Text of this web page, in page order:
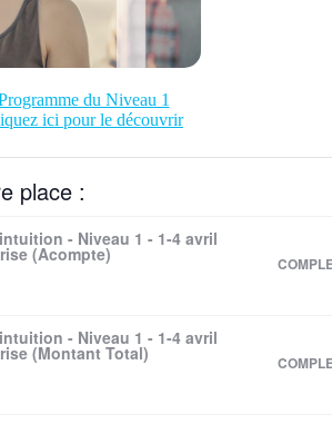
du Niveau 1
ici pour le découvrir
place :
- Niveau 1 - 1-4 avril
(Acompte)
- Niveau 1 - 1-4 avril
(Montant Total)